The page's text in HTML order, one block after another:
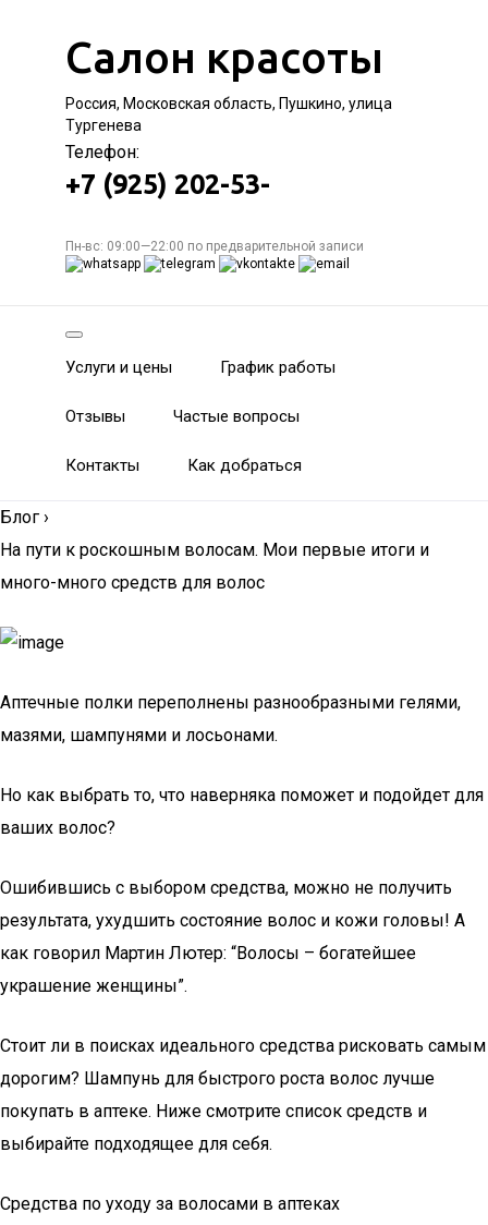
Салон красоты
Россия, Московская область, Пушкино, улица
Тургенева
Телефон:
+7 (925) 202-53-
Пн-вс: 09:00—22:00 по предварительной записи
Услуги и цены График работы
Отзывы Частые вопросы
Контакты Как добраться
Блог ›
На пути к роскошным волосам. Мои первые итоги и
много-много средств для волос
Аптечные полки переполнены разнообразными гелями,
мазями, шампунями и лосьонами.
Но как выбрать то, что наверняка поможет и подойдет для
ваших волос?
Ошибившись с выбором средства, можно не получить
результата, ухудшить состояние волос и кожи головы! А
как говорил Мартин Лютер: “Волосы – богатейшее
украшение женщины”.
Стоит ли в поисках идеального средства рисковать самым
дорогим? Шампунь для быстрого роста волос лучше
покупать в аптеке. Ниже смотрите список средств и
выбирайте подходящее для себя.
Средства по уходу за волосами в аптеках